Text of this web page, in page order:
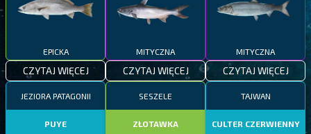
EPICKA
CZYTAJ WIĘCEJ
MITYCZNA
CZYTAJ WIĘCEJ
MITYCZNA
CZYTAJ WIĘCEJ
JEZIORA PATAGONII
PUYE
SESZELE
ZŁOTAWKA
TAJWAN
CULTER CZERWIENNY